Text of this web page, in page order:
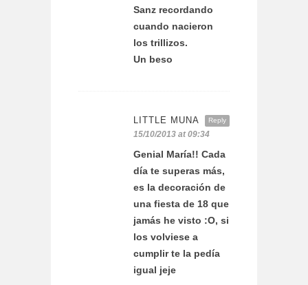
Sanz recordando
cuando nacieron
los trillizos.
Un beso
Reply
LITTLE MUNA
15/10/2013 at 09:34
Genial María!! Cada
día te superas más,
es la decoración de
una fiesta de 18 que
jamás he visto :O, si
los volviese a
cumplir te la pedía
igual jeje